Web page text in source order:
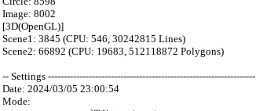
Image: 8002
[3D(OpenGL)]
Scene1: 3845 (CPU: 546, 30242815 Lines)
Scene2: 66892 (CPU: 19683, 512118872 Polygons)
-- Settings ------------------------------------------------------------------
Date: 2024/03/05 23:00:54
Mode: